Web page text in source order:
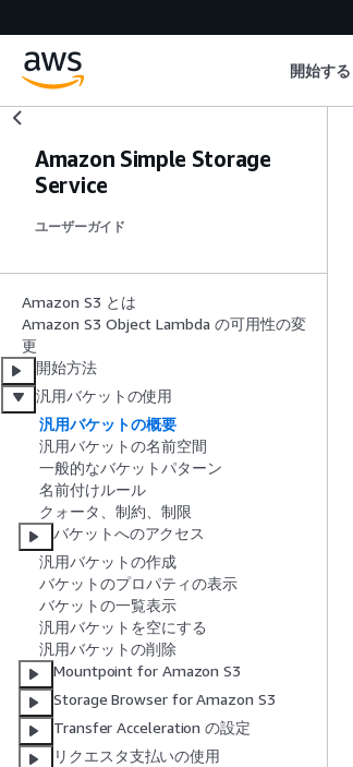
開始する
Amazon Simple Storage
Service
ユーザーガイド
Amazon S3 とは
Amazon S3 Object Lambda の可用性の変
更
開始方法
汎用バケットの使用
汎用バケットの概要
汎用バケットの名前空間
一般的なバケットパターン
名前付けルール
クォータ、制約、制限
バケットへのアクセス
汎用バケットの作成
バケットのプロパティの表示
バケットの一覧表示
汎用バケットを空にする
汎用バケットの削除
Mountpoint for Amazon S3
Storage Browser for Amazon S3
Transfer Acceleration の設定
リクエスタ支払いの使用